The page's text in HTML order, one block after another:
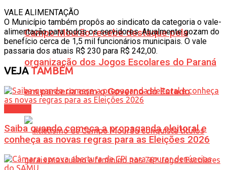
Campo Mourão recebe destaque pela
organização dos Jogos Escolares do Paraná
em parceria com o Governo do Estado
VALE ALIMENTAÇÃO
O Município também propôs ao sindicato da categoria o vale-
alimentação para todos os servidores. Atualmente gozam do
benefício cerca de 1,5 mil funcionários municipais. O vale
passaria dos atuais R$ 230 para R$ 242,00.
VEJATAMBÉM
Saiba quando começa a propaganda eleitoral e
conheça as novas regras para as Eleições 2026